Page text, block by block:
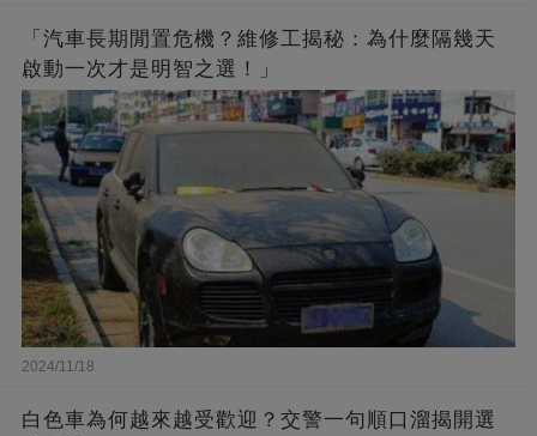
「汽車長期閒置危機？維修工揭秘：為什麼隔幾天
啟動一次才是明智之選！」
2024/11/18
白色車為何越來越受歡迎？交警一句順口溜揭開選